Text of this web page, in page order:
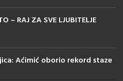
– RAJ ZA SVE LJUBITELJE
Aćimić oborio rekord staze